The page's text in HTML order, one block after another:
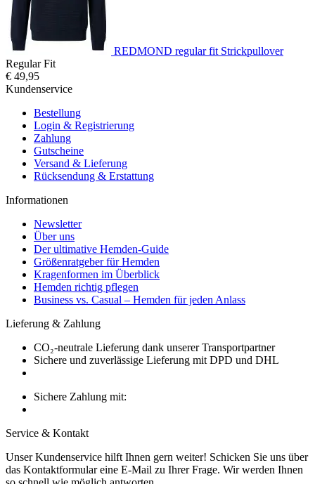
REDMOND regular fit Strickpullover
Regular Fit
€ 49,95
Kundenservice
Bestellung
Login & Registrierung
Zahlung
Gutscheine
Versand & Lieferung
Rücksendung & Erstattung
Informationen
Newsletter
Über uns
Der ultimative Hemden-Guide
Größenratgeber für Hemden
Kragenformen im Überblick
Hemden richtig pflegen
Business vs. Casual – Hemden für jeden Anlass
Lieferung & Zahlung
CO₂-neutrale Lieferung dank unserer Transportpartner
Sichere und zuverlässige Lieferung mit DPD und DHL
Sichere Zahlung mit:
Service & Kontakt
Unser Kundenservice hilft Ihnen gern weiter! Schicken Sie uns über
das Kontaktformular eine E-Mail zu Ihrer Frage. Wir werden Ihnen